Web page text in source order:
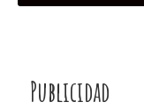
Publicidad